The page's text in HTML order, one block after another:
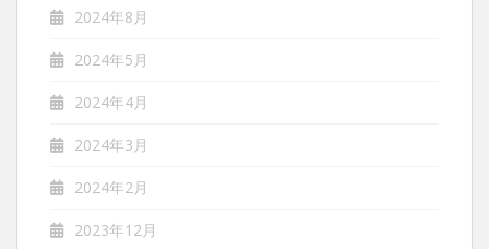
2024年8月
2024年5月
2024年4月
2024年3月
2024年2月
2023年12月